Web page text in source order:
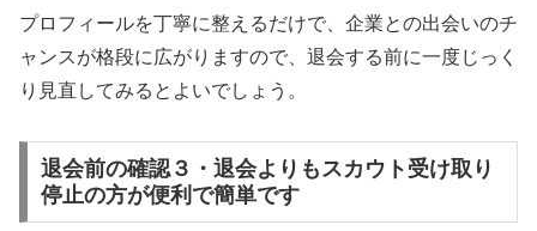
プロフィールを丁寧に整えるだけで、企業との出会いのチ
ャンスが格段に広がりますので、退会する前に一度じっく
り見直してみるとよいでしょう。
退会前の確認３・退会よりもスカウト受け取り
停止の方が便利で簡単です